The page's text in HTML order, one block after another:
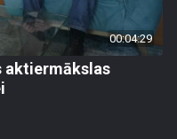
00:04:29
aktiermākslas